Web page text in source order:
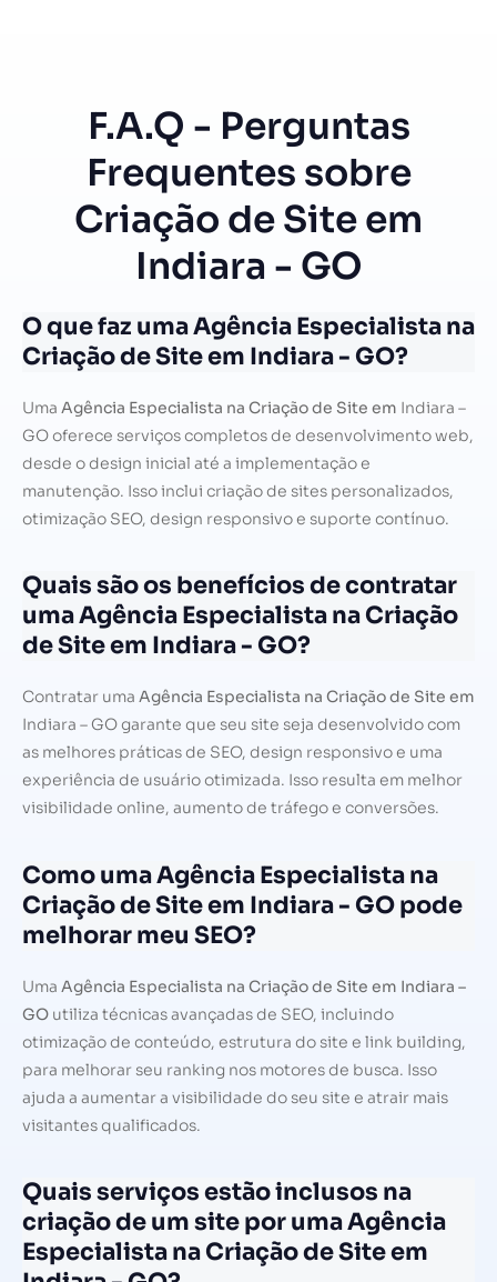
F.A.Q - Perguntas
Frequentes sobre
Criação de Site em
Indiara - GO
O que faz uma Agência Especialista na
Criação de Site em Indiara - GO?
Uma Agência Especialista na Criação de Site em Indiara –
GO oferece serviços completos de desenvolvimento web,
desde o design inicial até a implementação e
manutenção. Isso inclui criação de sites personalizados,
otimização SEO, design responsivo e suporte contínuo.
Quais são os benefícios de contratar
uma Agência Especialista na Criação
de Site em Indiara - GO?
Contratar uma Agência Especialista na Criação de Site em
Indiara – GO garante que seu site seja desenvolvido com
as melhores práticas de SEO, design responsivo e uma
experiência de usuário otimizada. Isso resulta em melhor
visibilidade online, aumento de tráfego e conversões.
Como uma Agência Especialista na
Criação de Site em Indiara - GO pode
melhorar meu SEO?
Uma Agência Especialista na Criação de Site em Indiara –
GO utiliza técnicas avançadas de SEO, incluindo
otimização de conteúdo, estrutura do site e link building,
para melhorar seu ranking nos motores de busca. Isso
ajuda a aumentar a visibilidade do seu site e atrair mais
visitantes qualificados.
Quais serviços estão inclusos na
criação de um site por uma Agência
Especialista na Criação de Site em